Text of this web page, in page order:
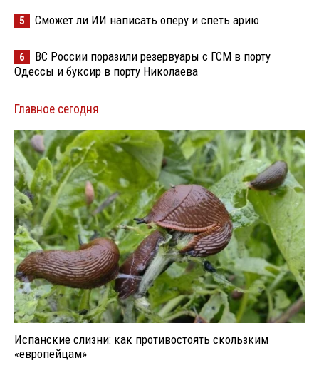
5 Сможет ли ИИ написать оперу и спеть арию
6
ВС России поразили резервуары с ГСМ в порту
Одессы и буксир в порту Николаева
Главное сегодня
Испанские слизни: как противостоять скользким
«европейцам»